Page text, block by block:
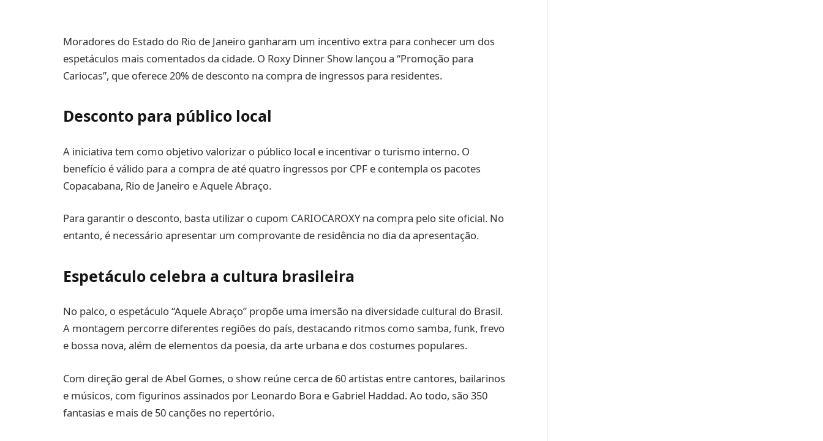
Moradores do Estado do Rio de Janeiro ganharam um incentivo extra para conhecer um dos
espetáculos mais comentados da cidade. O Roxy Dinner Show lançou a “Promoção para
Cariocas”, que oferece 20% de desconto na compra de ingressos para residentes.
Desconto para público local
A iniciativa tem como objetivo valorizar o público local e incentivar o turismo interno. O
benefício é válido para a compra de até quatro ingressos por CPF e contempla os pacotes
Copacabana, Rio de Janeiro e Aquele Abraço.
Para garantir o desconto, basta utilizar o cupom CARIOCAROXY na compra pelo site oficial. No
entanto, é necessário apresentar um comprovante de residência no dia da apresentação.
Espetáculo celebra a cultura brasileira
No palco, o espetáculo “Aquele Abraço” propõe uma imersão na diversidade cultural do Brasil.
A montagem percorre diferentes regiões do país, destacando ritmos como samba, funk, frevo
e bossa nova, além de elementos da poesia, da arte urbana e dos costumes populares.
Com direção geral de Abel Gomes, o show reúne cerca de 60 artistas entre cantores, bailarinos
e músicos, com figurinos assinados por Leonardo Bora e Gabriel Haddad. Ao todo, são 350
fantasias e mais de 50 canções no repertório.